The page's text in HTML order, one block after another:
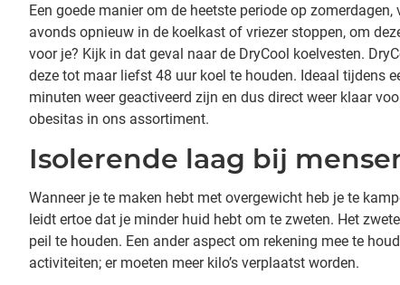
Een goede manier om de heetste periode op
avonds opnieuw in de koelkast of vriezer stoppen, om
voor je? Kijk in dat geval naar de DryCool koelvesten.
deze tot maar liefst 48 uur koel te houden. Ideaal tijdens
minuten weer geactiveerd zijn en dus direct weer klaar
obesitas in ons assortiment.
Isolerende laag bij
Wanneer je te maken hebt met overgewicht heb je te
leidt ertoe dat je minder huid hebt om te zweten. Het
peil te houden. Een ander aspect om rekening mee te
activiteiten; er moeten meer kilo’s verplaatst worden.